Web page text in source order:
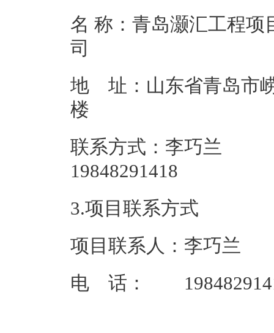
名 称：青岛灏汇工程项
地 址：山东省青岛市
联系方式：李巧兰
3.项目联系方式
项目联系人：李巧兰
电 话：